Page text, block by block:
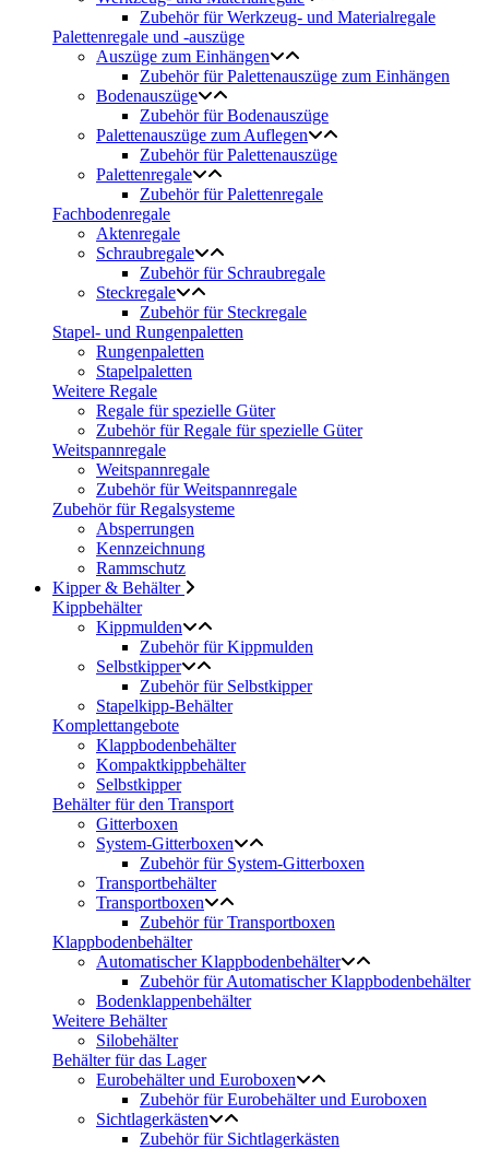
Zubehör für Werkzeug- und Materialregale
Palettenregale und -auszüge
Auszüge zum Einhängen
Zubehör für Palettenauszüge zum Einhängen
Bodenauszüge
Zubehör für Bodenauszüge
Palettenauszüge zum Auflegen
Zubehör für Palettenauszüge
Palettenregale
Zubehör für Palettenregale
Fachbodenregale
Aktenregale
Schraubregale
Zubehör für Schraubregale
Steckregale
Zubehör für Steckregale
Stapel- und Rungenpaletten
Rungenpaletten
Stapelpaletten
Weitere Regale
Regale für spezielle Güter
Zubehör für Regale für spezielle Güter
Weitspannregale
Weitspannregale
Zubehör für Weitspannregale
Zubehör für Regalsysteme
Absperrungen
Kennzeichnung
Rammschutz
Kipper & Behälter
Kippbehälter
Kippmulden
Zubehör für Kippmulden
Selbstkipper
Zubehör für Selbstkipper
Stapelkipp-Behälter
Komplettangebote
Klappbodenbehälter
Kompaktkippbehälter
Selbstkipper
Behälter für den Transport
Gitterboxen
System-Gitterboxen
Zubehör für System-Gitterboxen
Transportbehälter
Transportboxen
Zubehör für Transportboxen
Klappbodenbehälter
Automatischer Klappbodenbehälter
Zubehör für Automatischer Klappbodenbehälter
Bodenklappenbehälter
Weitere Behälter
Silobehälter
Behälter für das Lager
Eurobehälter und Euroboxen
Zubehör für Eurobehälter und Euroboxen
Sichtlagerkästen
Zubehör für Sichtlagerkästen